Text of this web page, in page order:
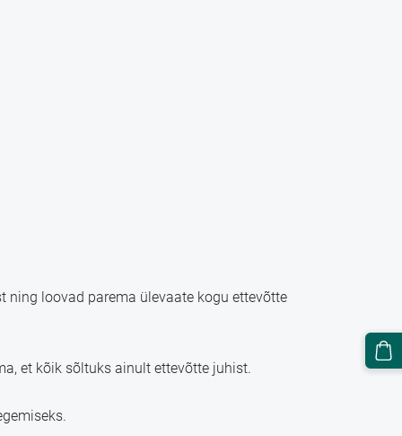
ning loovad parema ülevaate kogu ettevõtte
et kõik sõltuks ainult ettevõtte juhist.